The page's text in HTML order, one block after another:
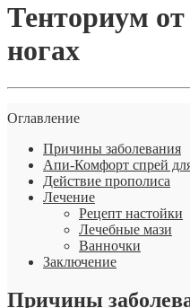
Тенториум
ногах
Оглавление
Причины заболевания
Апи-Комфорт спрей
Действие прополиса
Лечение
Рецепт настойки
Лечебные мази
Ванночки
Заключение
Причины